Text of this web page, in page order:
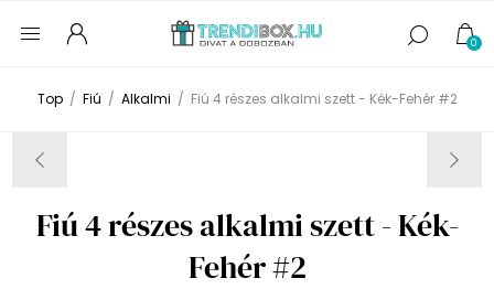
0
Top / Fiú / Alkalmi / Fiú 4 részes alkalmi szett - Kék-Fehér #2
Fiú 4 részes alkalmi szett - Kék-
Fehér #2